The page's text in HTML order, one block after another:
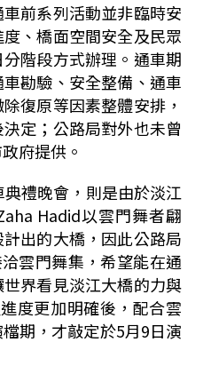
前系列活動並非臨時安
、橋面空間安全及民眾
階段方式辦理。通車期
勘驗、安全整備、通車
復原等因素整體安排，
定；公路局對外也未曾
府提供。
典禮晚會，則是由於淡江
Hadid以雲門舞者翩
出的大橋，因此公路局
雲門舞集，希望能在通
界看見淡江大橋的力與
度更加明確後，配合雲
期，才敲定於5月9日演